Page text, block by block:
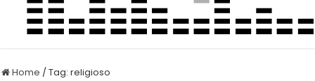
Home /Tag:religioso